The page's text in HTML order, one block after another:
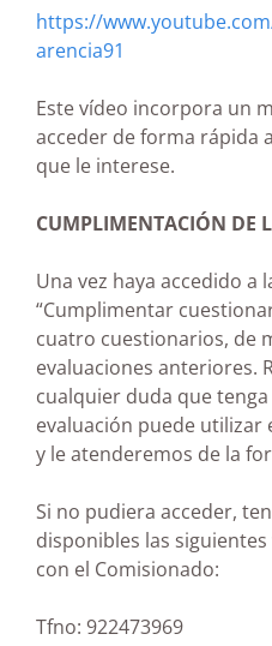
https://
arencia91
Este vídeo incorpora un
acceder de forma rápida
que le interese.
CUMPLIMENTACIÓN DE
Una vez haya accedido a
“Cumplimentar
cuatro cuestionarios, de
evaluaciones anteriores.
cualquier duda que
evaluación puede utilizar
y le atenderemos de la
Si no pudiera acceder,
disponibles las
con el Comisionado:
Tfno: 922473969